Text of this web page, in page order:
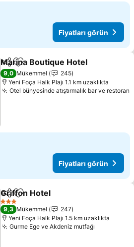
Fiyatları görün
PaylaşFavorilerime ekle
Marina Boutique Hotel
9,0 Mükemmel
245
Yeni Foça Halk Plajı 1.1 km uzaklıkta
Otel bünyesinde atıştırmalık bar ve restoran
Fiyatları görün
PaylaşFavorilerime ekle
Griffon Hotel
3 Yıldız
9,3 Mükemmel
247
Yeni Foça Halk Plajı 1.5 km uzaklıkta
Gurme Ege ve Akdeniz mutfağı